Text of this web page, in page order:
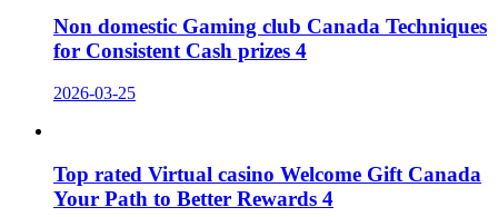
Non domestic Gaming club Canada Techniques
for Consistent Cash prizes 4
2026-03-25
Top rated Virtual casino Welcome Gift Canada
Your Path to Better Rewards 4